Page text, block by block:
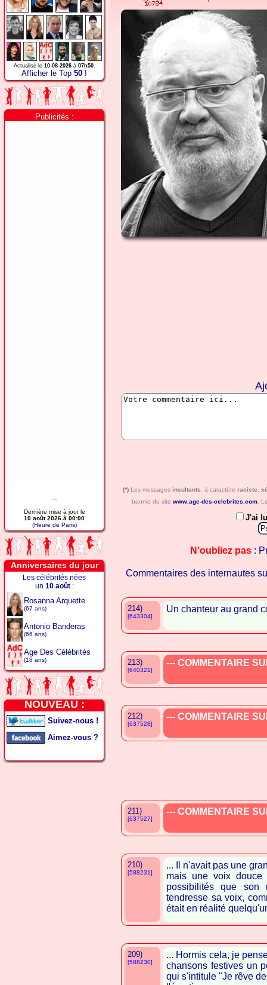
Actualisé le 10-08-2026à 07h50.
Afficher le Top 50 !
Publicités :
---
Dernière mise à jour le
10 août 2026 à 00:00
(Heure de Paris)
Anniversaires du jour
Les célébrités nées
un 10 août:
Rosanna Arquette
(67 ans)
Antonio Banderas
(66 ans)
Age Des Célébrités
(18 ans)
NOUVEAU :
Suivez-nous !
Aimez-vous ?
(*) Les messages insultants , à caractère raciste
bannie du site www.age-des-celebrites.com.
J'ai
N'oubliez pas :
Commentaires des internautes
214)
[643304]
Un chanteur au grand
213)
[640321]
--- COMMENTAIRE
212)
[637528]
--- COMMENTAIRE
211)
[637527]
--- COMMENTAIRE
210)
[588231]
... Il n'avait pas une
mais une voix douce
possibilités que
tendresse sa voix,
était en réalité
209)
[588230]
... Hormis cela, je
chansons festives un
qui s'intitule "Je rêve